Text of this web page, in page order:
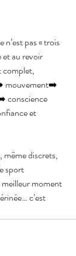
pas « trois
au revoir
complet,
mouvement➡️
conscience
et
même discrets,
sport
meilleur moment
c’est